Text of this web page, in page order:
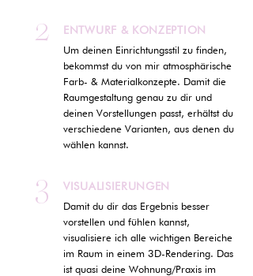
2
ENTWURF & KONZEPTION
Um deinen Einrichtungsstil zu finden,
bekommst du von mir atmosphärische
Farb- & Materialkonzepte. Damit die
Raumgestaltung genau zu dir und
deinen Vorstellungen passt, erhältst du
verschiedene Varianten, aus denen du
wählen kannst.
3
VISUALISIERUNGEN
Damit du dir das Ergebnis besser
vorstellen und fühlen kannst,
visualisiere ich alle wichtigen Bereiche
im Raum in einem 3D-Rendering. Das
ist quasi deine Wohnung/Praxis im